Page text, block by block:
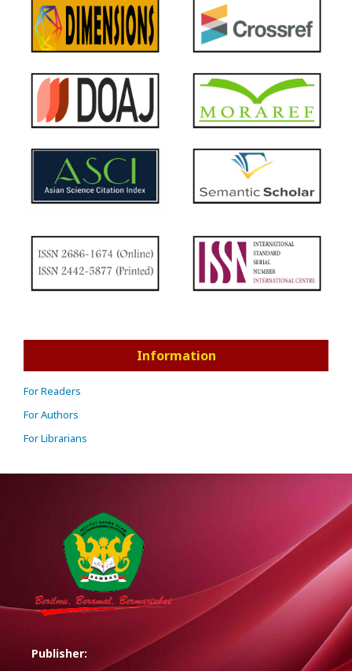
Information
For Readers
For Authors
For Librarians
Publisher: